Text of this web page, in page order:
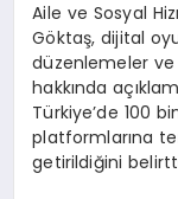
Aile ve Sosyal
Göktaş, dijital
düzenlemeler ve
hakkında
Türkiye’de 100
platformlarına
getirildiğini